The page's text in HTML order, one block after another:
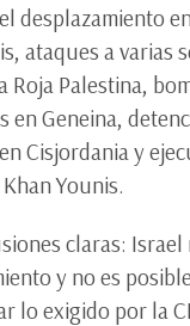
desplazamiento
ataques a varias
Roja Palestina,
en Geneina,
Cisjordania y
Younis.
claras: Israel
y no es posible
lo exigido por la